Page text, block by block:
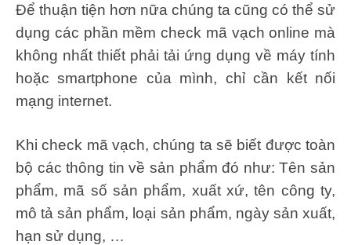
Để thuận tiện hơn nữa chúng ta cũng có thể sử
dụng các phần mềm check mã vạch online mà
không nhất thiết phải tải ứng dụng về máy tính
hoặc smartphone của mình, chỉ cần kết nối
mạng internet.
Khi check mã vạch, chúng ta sẽ biết được toàn
bộ các thông tin về sản phẩm đó như: Tên sản
phẩm, mã số sản phẩm, xuất xứ, tên công ty,
mô tả sản phẩm, loại sản phẩm, ngày sản xuất,
hạn sử dụng, …